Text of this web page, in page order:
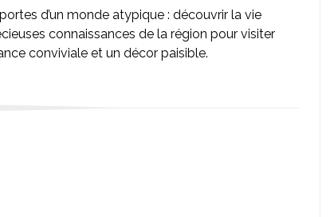
d’un monde atypique : découvrir la vie
connaissances de la région pour visiter
conviviale et un décor paisible.